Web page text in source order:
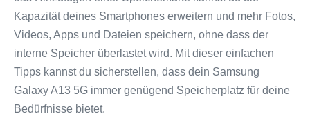
Kapazität deines Smartphones erweitern und mehr Fotos,
Videos, Apps und Dateien speichern, ohne dass der
interne Speicher überlastet wird. Mit dieser einfachen
Tipps kannst du sicherstellen, dass dein Samsung
Galaxy A13 5G immer genügend Speicherplatz für deine
Bedürfnisse bietet.